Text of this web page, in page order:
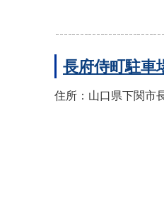
長府侍町駐車
住所：山口県下関市